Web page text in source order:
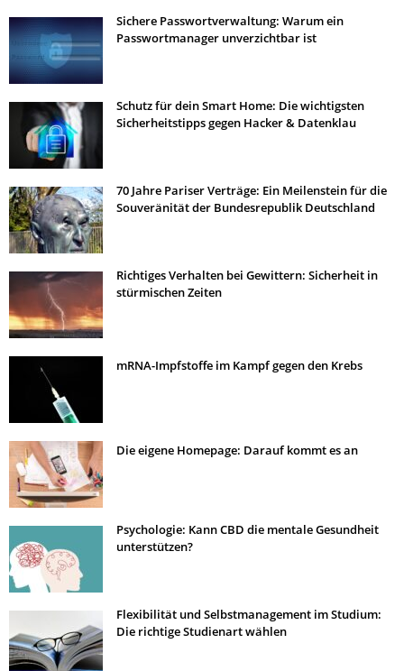
Sichere Passwortverwaltung: Warum ein
Passwortmanager unverzichtbar ist
Schutz für dein Smart Home: Die wichtigsten
Sicherheitstipps gegen Hacker & Datenklau
70 Jahre Pariser Verträge: Ein Meilenstein für die
Souveränität der Bundesrepublik Deutschland
Richtiges Verhalten bei Gewittern: Sicherheit in
stürmischen Zeiten
mRNA-Impfstoffe im Kampf gegen den Krebs
Die eigene Homepage: Darauf kommt es an
Psychologie: Kann CBD die mentale Gesundheit
unterstützen?
Flexibilität und Selbstmanagement im Studium:
Die richtige Studienart wählen